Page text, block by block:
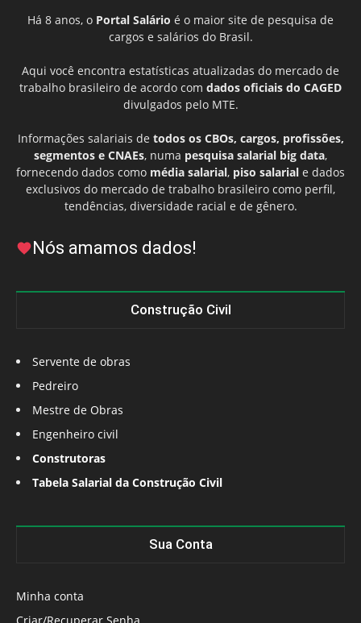
Há 8 anos, o Portal Salário é o maior site de pesquisa de
cargos e salários do Brasil.
Aqui você encontra estatísticas atualizadas do mercado de
trabalho brasileiro de acordo com dados oficiais do CAGED
divulgados pelo MTE.
Informações salariais de todos os CBOs, cargos, profissões,
segmentos e CNAEs, numa pesquisa salarial big data,
fornecendo dados como média salarial, piso salarial e dados
exclusivos do mercado de trabalho brasileiro como perfil,
tendências, diversidade racial e de gênero.
Nós amamos dados!
Construção Civil
Servente de obras
Pedreiro
Mestre de Obras
Engenheiro civil
Construtoras
Tabela Salarial da Construção Civil
Sua Conta
Minha conta